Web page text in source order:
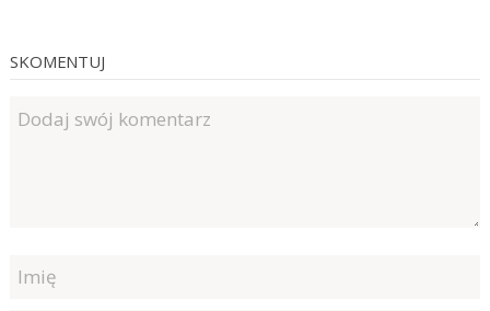
SKOMENTUJ